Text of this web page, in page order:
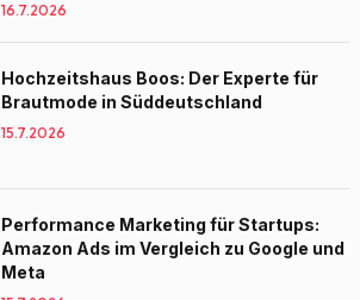
16.7.2026
Hochzeitshaus Boos: Der Experte für
Brautmode in Süddeutschland
15.7.2026
Performance Marketing für Startups:
Amazon Ads im Vergleich zu Google und
Meta